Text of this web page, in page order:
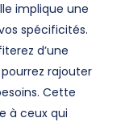
implique une
spécificités.
d’une
rajouter
Cette
à ceux qui